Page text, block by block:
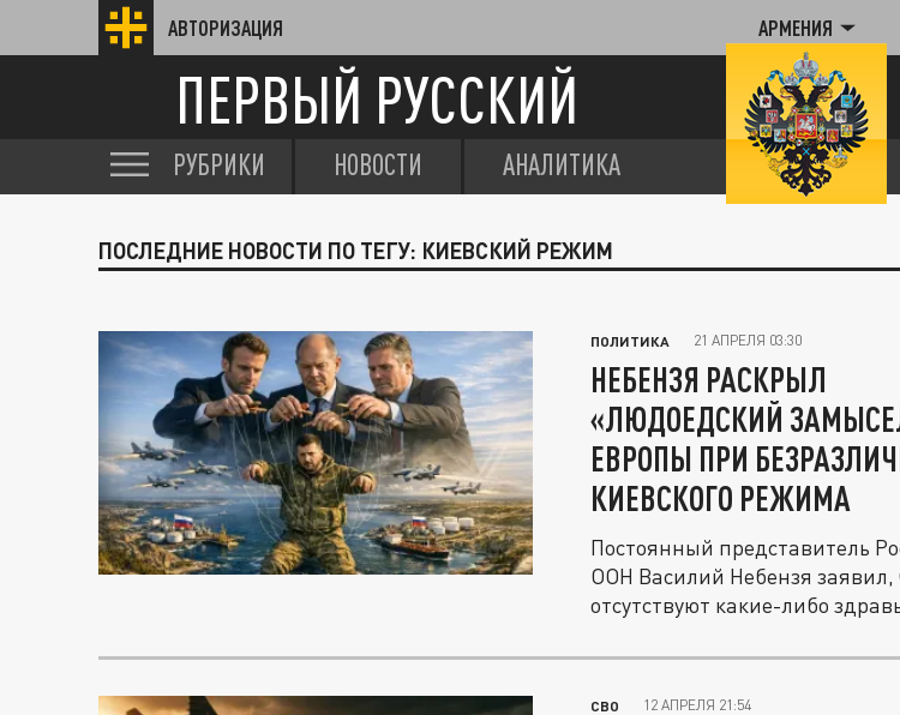
АВТОРИЗАЦИЯ АРМЕНИЯ
ПЕРВЫЙ РУССКИЙ
РУБРИКИ НОВОСТИ АНАЛИТИКА
ПОСЛЕДНИЕ НОВОСТИ ПО ТЕГУ: КИЕВСКИЙ РЕЖИМ
ПОЛИТИКА 21 АПРЕЛЯ 03:30
НЕБЕНЗЯ РАСКРЫЛ
«ЛЮДОЕДСКИЙ
ЕВРОПЫ ПРИ
КИЕВСКОГО РЕЖИМА
Постоянный представитель
ООН Василий Небензя заявил,
отсутствуют какие-либо
СВО 12 АПРЕЛЯ 21:54